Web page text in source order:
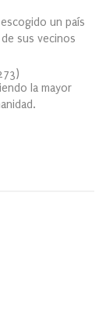
un país
sus vecinos
)
la mayor